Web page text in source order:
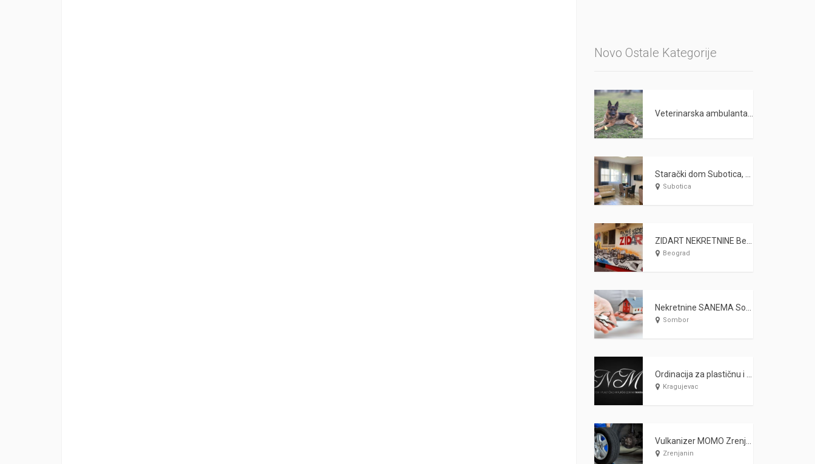
Novo Ostale Kategorije
Subotica
Beograd
Sombor
Kragujevac
Zrenjanin